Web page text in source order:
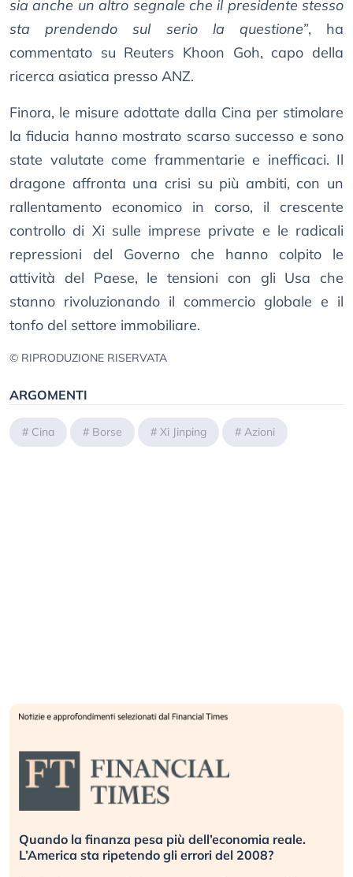
sia anche un altro segnale che il presidente stesso
sta prendendo sul serio la questione”, ha
commentato su Reuters Khoon Goh, capo della
ricerca asiatica presso ANZ.
Finora, le misure adottate dalla Cina per stimolare
la fiducia hanno mostrato scarso successo e sono
state valutate come frammentarie e inefficaci. Il
dragone affronta una crisi su più ambiti, con un
rallentamento economico in corso, il crescente
controllo di Xi sulle imprese private e le radicali
repressioni del Governo che hanno colpito le
attività del Paese, le tensioni con gli Usa che
stanno rivoluzionando il commercio globale e il
tonfo del settore immobiliare.
© RIPRODUZIONE RISERVATA
ARGOMENTI
# Cina # Borse # Xi Jinping # Azioni
Quando la finanza pesa più dell’economia reale.
L’America sta ripetendo gli errori del 2008?